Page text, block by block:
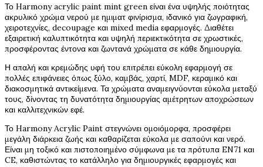
Το Harmony acrylic paint mint green είναι ένα υψηλής ποιότητας
ακρυλικό χρώμα νερού με ημιματ φινίρισμα, ιδανικό για ζωγραφική,
χειροτεχνίες, decoupage και mixed media εφαρμογές. Διαθέτει
εξαιρετική καλυπτικότητα και υψηλή περιεκτικότητα σε χρωστικές,
προσφέροντας έντονα και ζωντανά χρώματα σε κάθε δημιουργία.
Η απαλή και κρεμώδης υφή του επιτρέπει εύκολη εφαρμογή σε
πολλές επιφάνειες όπως ξύλο, καμβάς, χαρτί, MDF, κεραμικό και
διακοσμητικά αντικείμενα. Τα χρώματα αναμειγνύονται εύκολα μεταξύ
τους, δίνοντας τη δυνατότητα δημιουργίας αμέτρητων αποχρώσεων
και καλλιτεχνικών εφέ.
Το Harmony Acrylic Paint στεγνώνει ομοιόμορφα, προσφέρει
μεγάλη διάρκεια ζωής και καθαρίζεται εύκολα με σαπούνι και νερό.
Είναι μη τοξικό και πιστοποιημένο σύμφωνα με τα πρότυπα EN71 και
CE, καθιστώντας το κατάλληλο για δημιουργικές εφαρμογές και